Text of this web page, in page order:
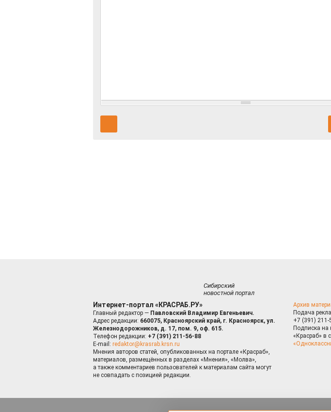
Сибирский
новостной портал
Интернет-портал «КРАСРАБ.РУ»
Главный редактор — Павловский Владимир Евгеньевич.
Адрес редакции: 660075, Красноярский край, г. Красноярск, ул.
Железнодорожников, д. 17, пом. 9, оф. 615.
Телефон редакции: +7 (391) 211-56-88
E-mail: redaktor@krasrab.krsn.ru
Мнения авторов статей, опубликованных на портале «Красраб»,
материалов, размещённых в разделах «Мнения», «Молва»,
а также комментариев пользователей к материалам сайта могут
не совпадать с позицией редакции.
Архив
Подача
+7 (391) 211-
Подписка на
«Красраб» в
Оставаясь на сайте, Вы даете согласие на
можно через